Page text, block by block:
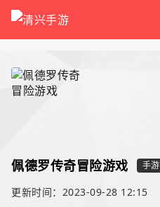
佩德罗传奇冒险游戏 手游
更新时间：2023-09-28 12:15